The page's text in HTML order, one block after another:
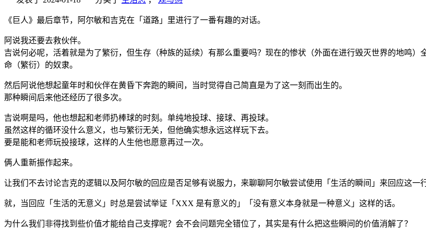
《巨人》最后章节，阿尔敏和吉克在「道路」里进行了一番有趣的对话。
阿说我还要去救伙伴。
吉说何必呢，活着就是为了繁衍，但生存（种族的延续）有那么重要吗？现在的惨状（外面在进行毁灭世界的地鸣
命（繁衍）的奴隶。
然后阿说他想起童年时和伙伴在黄昏下奔跑的瞬间，当时觉得自己简直是为了这一刻而出生的。
那种瞬间后来他还经历了很多次。
吉说啊是吗，他也想起和老师扔棒球的时刻。单纯地投球、接球、再投球。
虽然这样的循环没什么意义，也与繁衍无关，但他确实想永远这样玩下去。
要是能和老师玩投接球，这样的人生他也愿意再过一次。
俩人重新振作起来。
让我们不去讨论吉克的逻辑以及阿尔敏的回应是否足够有说服力，来聊聊阿尔敏尝试使用「生活的瞬间」来回应这一
就，当回应「生活的无意义」时总是尝试举证「XXX 是有意义的」「没有意义本身就是一种意义」这样的话。
为什么我们非得找到些价值才能给自己支撑呢？会不会问题完全错位了，其实是有什么把这些瞬间的价值消解了？